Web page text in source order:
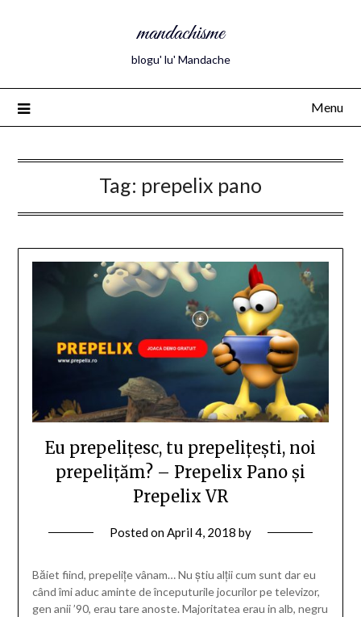
mandachisme
blogu' lu' Mandache
Menu
Tag: prepelix pano
Eu prepelițesc, tu prepelițești, noi
prepelițăm? – Prepelix Pano și
Prepelix VR
Posted onApril 4, 2018 by
Băiet fiind, prepelițe vânam… Nu știu alții cum sunt dar eu
când îmi aduc aminte de începuturile jocurilor pe televizor,
gen anii ’90, erau tare anoste. Majoritatea erau in alb, negru